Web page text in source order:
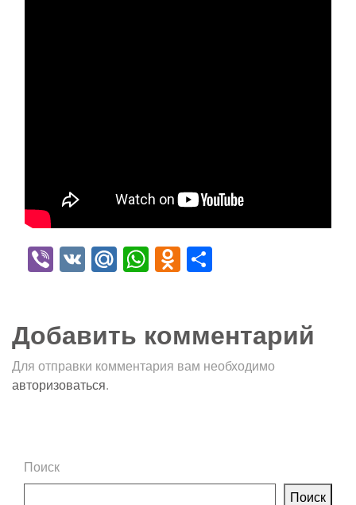
Viber
VK Mail.Ru
WhatsApp
Odnoklassniki
Добавить комментарий
Для отправки комментария вам необходимо
авторизоваться.
Поиск
Поиск